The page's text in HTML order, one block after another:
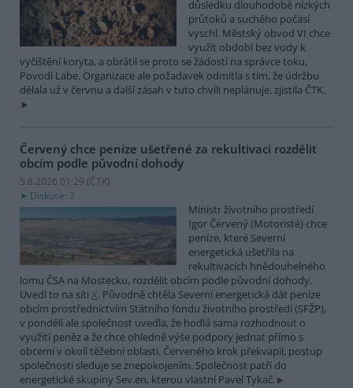
důsledku dlouhodobě nízkých
průtoků a suchého počasí
vyschl. Městský obvod VI chce
využít období bez vody k
vyčištění koryta, a obrátil se proto se žádostí na správce toku,
Povodí Labe. Organizace ale požadavek odmítla s tím, že údržbu
dělala už v červnu a další zásah v tuto chvíli neplánuje, zjistila ČTK.
Červený chce peníze ušetřené za rekultivaci rozdělit
obcím podle původní dohody
5.8.2026 01:29 (ČTK)
Diskuse: 2
Ministr životního prostředí
Igor Červený (Motoristé) chce
peníze, které Severní
energetická ušetřila na
rekultivacích hnědouhelného
lomu ČSA na Mostecku, rozdělit obcím podle původní dohody.
Uvedl to na síti X. Původně chtěla Severní energetická dát peníze
obcím prostřednictvím Státního fondu životního prostředí (SFŽP),
v pondělí ale společnost uvedla, že hodlá sama rozhodnout o
využití peněz a že chce ohledně výše podpory jednat přímo s
obcemi v okolí těžební oblasti. Červeného krok překvapil, postup
společnosti sleduje se znepokojením. Společnost patří do
energetické skupiny Sev.en, kterou vlastní Pavel Tykač.